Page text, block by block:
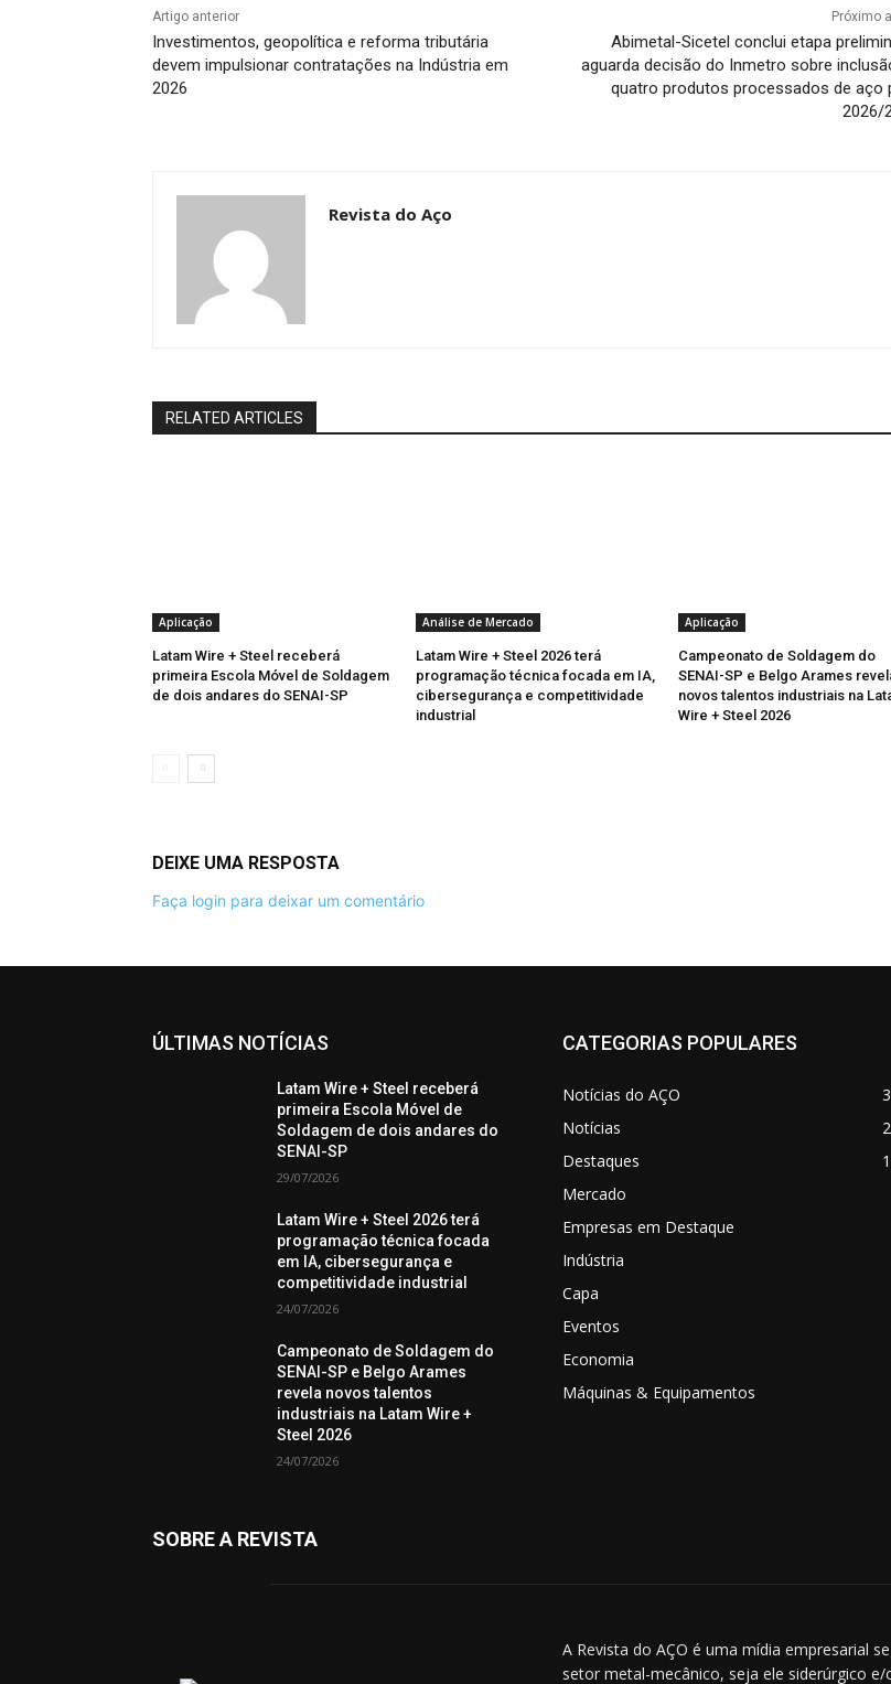
Artigo anterior
Investimentos, geopolítica e reforma tributária
devem impulsionar contratações na Indústria em
2026
Próximo
Abimetal-Sicetel conclui etapa
aguarda decisão do Inmetro sobre
quatro produtos processados de aço
2026/
Revista do Aço
RELATED ARTICLES
Aplicação
Latam Wire + Steel receberá
primeira Escola Móvel de Soldagem
de dois andares do SENAI-SP
Análise de Mercado
Latam Wire + Steel 2026 terá
programação técnica focada em IA,
cibersegurança e competitividade
industrial
Aplicação
Campeonato de Soldagem do
SENAI-SP e Belgo Arames
novos talentos industriais na
Wire + Steel 2026
DEIXE UMA RESPOSTA
Faça login para deixar um comentário
ÚLTIMAS NOTÍCIAS
Latam Wire + Steel receberá
primeira Escola Móvel de
Soldagem de dois andares do
SENAI-SP
29/07/2026
Latam Wire + Steel 2026 terá
programação técnica focada
em IA, cibersegurança e
competitividade industrial
24/07/2026
Campeonato de Soldagem do
SENAI-SP e Belgo Arames
revela novos talentos
industriais na Latam Wire +
Steel 2026
24/07/2026
CATEGORIAS POPULARES
Notícias do AÇO
Notícias
Destaques
Mercado
Empresas em Destaque
Indústria
Capa
Eventos
Economia
Máquinas & Equipamentos
SOBRE A REVISTA
A Revista do AÇO é uma mídia empresarial
setor metal-mecânico, seja ele siderúrgico